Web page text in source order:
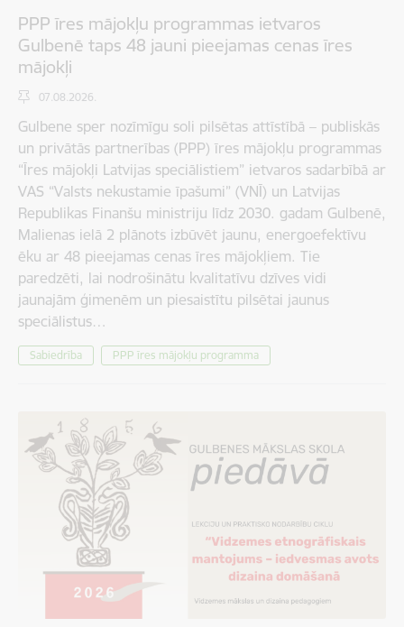
PPP īres mājokļu programmas ietvaros
Gulbenē taps 48 jauni pieejamas cenas īres
mājokļi
07.08.2026.
Gulbene sper nozīmīgu soli pilsētas attīstībā – publiskās
un privātās partnerības (PPP) īres mājokļu programmas
“Īres mājokļi Latvijas speciālistiem” ietvaros sadarbībā ar
VAS “Valsts nekustamie īpašumi” (VNĪ) un Latvijas
Republikas Finanšu ministriju līdz 2030. gadam Gulbenē,
Malienas ielā 2 plānots izbūvēt jaunu, energoefektīvu
ēku ar 48 pieejamas cenas īres mājokļiem. Tie
paredzēti, lai nodrošinātu kvalitatīvu dzīves vidi
jaunajām ģimenēm un piesaistītu pilsētai jaunus
speciālistus…
Sabiedrība PPP īres mājokļu programma